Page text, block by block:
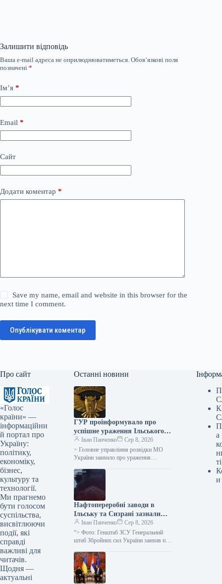
Залишити відповідь
Ваша e-mail адреса не оприлюднюватиметься. Обов’язкові поля
позначені *
Ім’я *
Email *
Сайт
Додати коментар *
Save my name, email and website in this browser for the
next time I comment.
Опублікувати коментар
Про сайт
«Голос
країни» —
інформаційни
й портал про
Україну:
політику,
економіку,
бізнес,
культуру та
технології.
Ми прагнемо
бути голосом
суспільства,
висвітлюючи
події, які
справді
важливі для
читачів.
Щодня —
актуальні
Останні новини
ГУР проінформувало про
успішне ураження Ільського
нафтопереробного заводу в
Росії
Іван Панченко
Сер 8, 2026
> Головне управління розвідки МО
України заявило про ураження
розташованого у Краснодарському
краю Російської Федерації. “Вночі 8…
Нафтопереробні заводи в
Ільську та Сизрані зазнали
ударів, повідомляє Генштаб
ЗСУ
Іван Панченко
Сер 8, 2026
“> Фото: Генштаб ЗСУ Генеральний
штаб Збройних сил України заявив про
нафтопереробних заводів в Ільському
та Сизрані,…
а
ті
и